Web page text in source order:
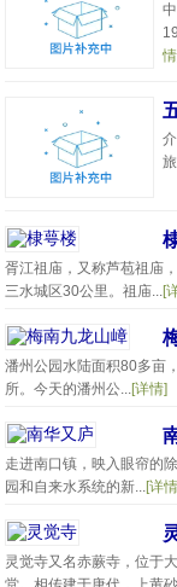
胥江祖庙，又称芦苞祖庙
三水城区30公里。祖庙...[
潘州公园水陆面积80多亩
所。今天的潘州公...[详情]
走进南口镇，映入眼帘的
园和自来水系统的新...[详
灵觉寺又名赤蕨寺，位于